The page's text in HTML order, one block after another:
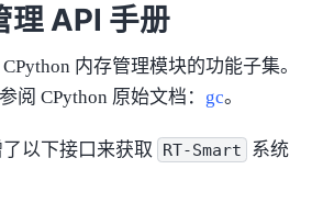
理 API 手册
内存管理模块的功能子集。
阅 CPython 原始文档： gc。
了以下接口来获取 RT-Smart
系统